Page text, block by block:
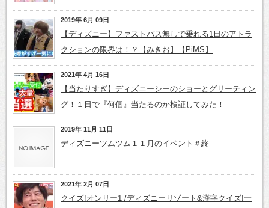
2019年 6月 09日
【ディズニー】ファストパス無しで乗れる1日のアトラ
クションの限界は！？【みきお】【PiMS】
2021年 4月 16日
【当たりすぎ】ディズニーシーのショーとグリーティン
グ！１日で『何個』当たるのか検証してみた！
2019年 11月 11日
ディズニーツムツム１１月のイベント＃終
2021年 2月 07日
クイズ!オンリー1 /ディズニーリゾート&漢字クイズ!一